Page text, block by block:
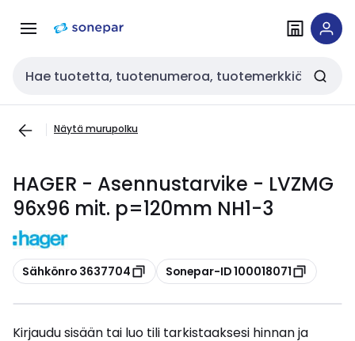
navigointiinsisältöön
Haku
Näytä murupolku
HAGER - Asennustarvike - LVZMG
96x96 mit. p=120mm NH1-3
Kopioi
Sähkönro 3637704 Kopioi
Sonepar-ID 100018071
Kirjaudu sisään tai luo tili tarkistaaksesi hinnan ja